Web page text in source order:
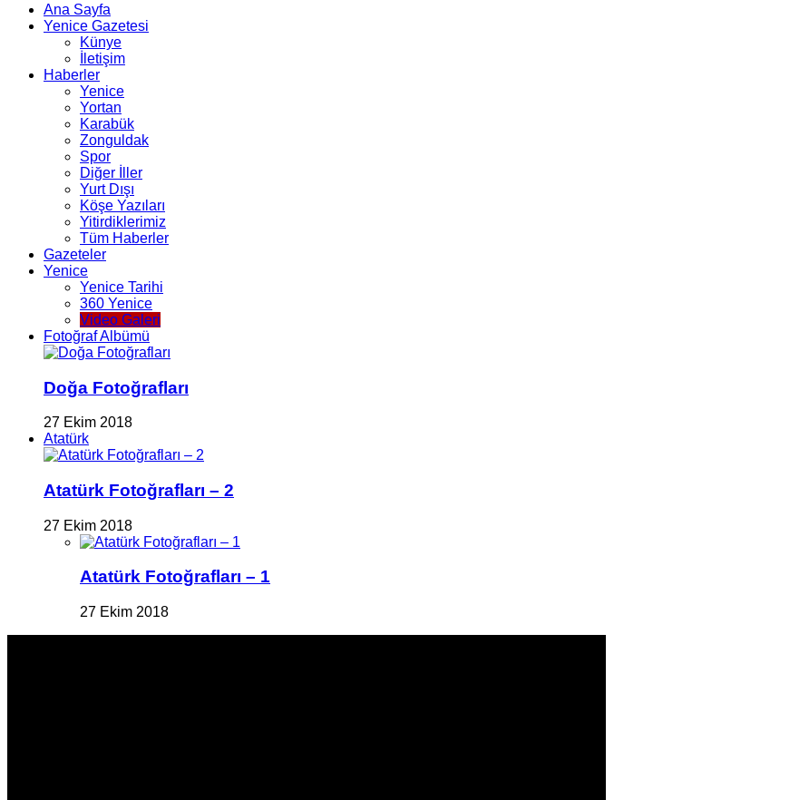
Ana Sayfa
Yenice Gazetesi
Künye
İletişim
Haberler
Yenice
Yortan
Karabük
Zonguldak
Spor
Diğer İller
Yurt Dışı
Köşe Yazıları
Yitirdiklerimiz
Tüm Haberler
Gazeteler
Yenice
Yenice Tarihi
360 Yenice
Video Galeri
Fotoğraf Albümü
Doğa Fotoğrafları
27 Ekim 2018
Atatürk
Atatürk Fotoğrafları – 2
27 Ekim 2018
Atatürk Fotoğrafları – 1
27 Ekim 2018